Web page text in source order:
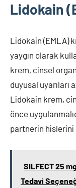
Lidokain
Lidokain (EMLA)
yaygın olarak
krem, cinsel
duyusal uyarıları
Lidokain krem,
önce
partnerin
SILFECT 25
Tedavi